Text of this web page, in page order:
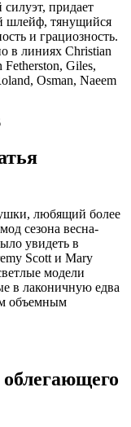
придает
шлейф, тянущийся
и грациозность.
в линиях Christian
Giles,
Osman, Naeem
любящий более
сезона весна-
увидеть в
Scott и Mary
модели
в лаконичную едва
объемным